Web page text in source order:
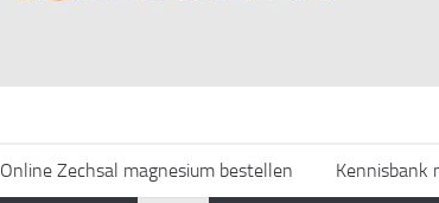
Online Zechsal magnesium bestellen Kennisbank